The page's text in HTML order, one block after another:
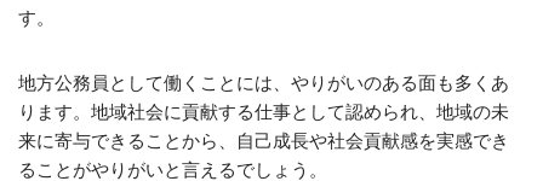
す。
地方公務員として働くことには、やりがいのある面も多くあ
ります。地域社会に貢献する仕事として認められ、地域の未
来に寄与できることから、自己成長や社会貢献感を実感でき
ることがやりがいと言えるでしょう。